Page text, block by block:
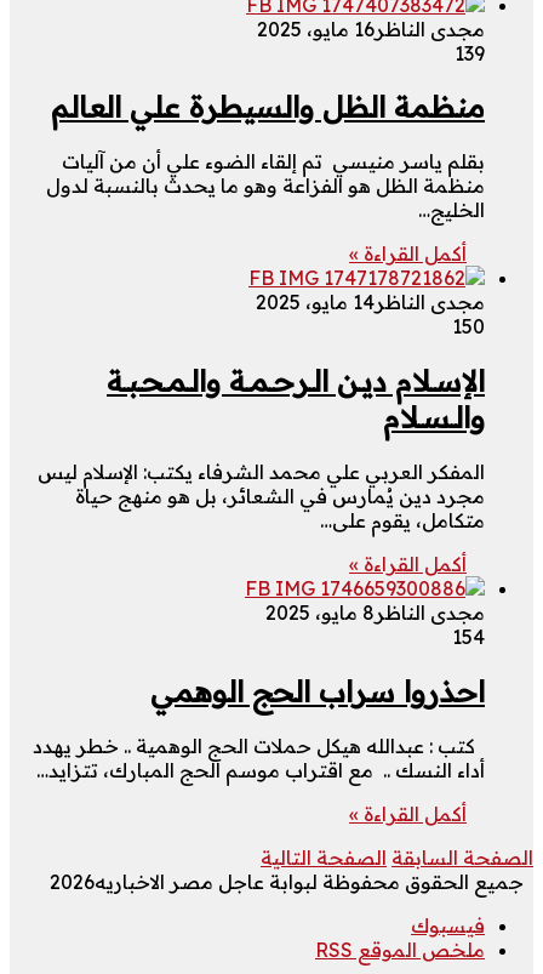
مجدى الناظر16 مايو، 2025
139
منظمة الظل والسيطرة علي العالم
بقلم ياسر منيسي تم إلقاء الضوء علي أن من آليات
منظمة الظل هو الفزاعة وهو ما يحدث بالنسبة لدول
الخليج…
أكمل القراءة »
مجدى الناظر14 مايو، 2025
150
الإسـلام ديـن الـرحـمـة والـمـحـبـة
والـسـلام
المفكر العربي علي محمد الشرفاء يكتب: الإسلام ليس
مجرد دين يُمارس في الشعائر، بل هو منهج حياة
متكامل، يقوم على…
أكمل القراءة »
مجدى الناظر 8 مايو، 2025
154
احذروا سراب الحج الوهمي
كتب : عبدالله هيكل حملات الحج الوهمية .. خطر يهدد
أداء النسك .. مع اقتراب موسم الحج المبارك، تتزايد…
أكمل القراءة »
الصفحة السابقة الصفحة التالية
جميع الحقوق محفوظة لبوابة عاجل مصر الاخباريه2026
فيسبوك
ملخص الموقع RSS